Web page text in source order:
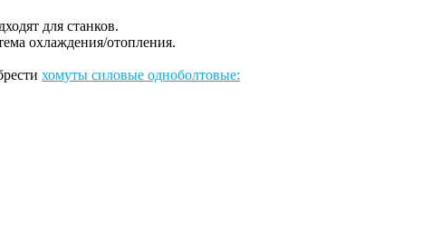
для станков.
охлаждения/отопления.
хомуты силовые одноболтовые: